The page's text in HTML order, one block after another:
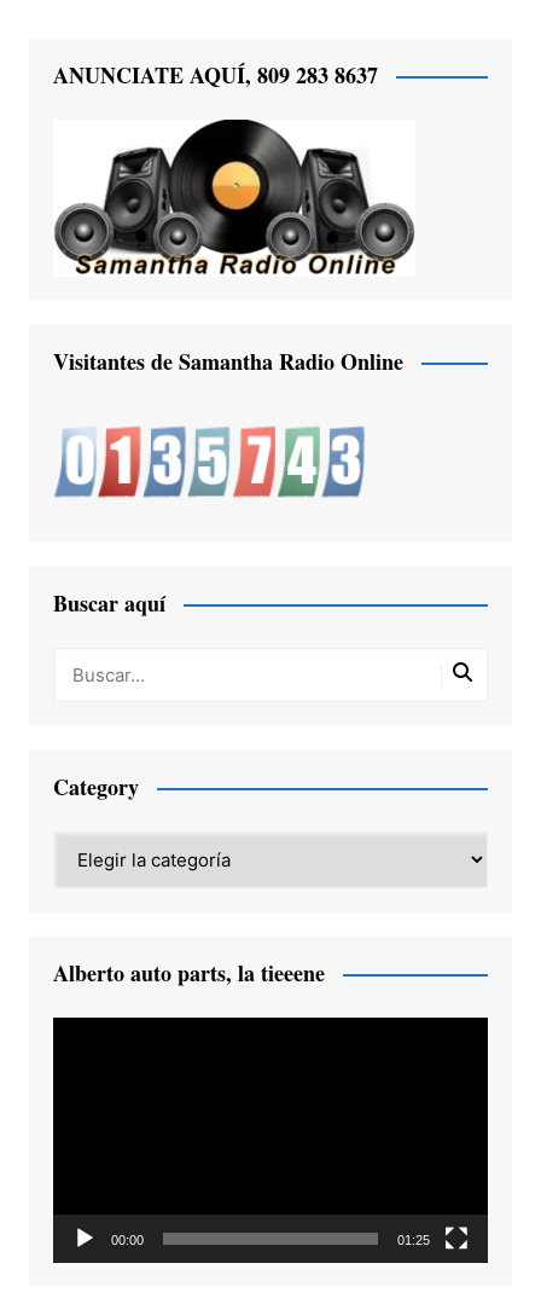
ANUNCIATE AQUÍ, 809 283 8637
Visitantes de Samantha Radio Online
Buscar aquí
Category
Alberto auto parts, la tieeene
00:00 01:25